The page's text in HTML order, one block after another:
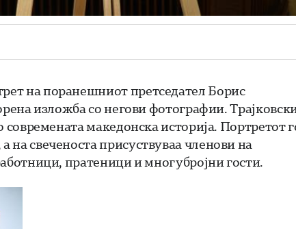
на поранешниот претседател Борис
изложба со негови фотографии.
македонска историја. Портретот
свеченоста присуствуваа членови на
пратеници и многубројни гости.